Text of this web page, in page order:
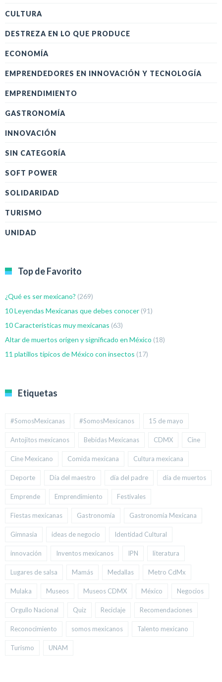
CULTURA
DESTREZA EN LO QUE PRODUCE
ECONOMÍA
EMPRENDEDORES EN INNOVACIÓN Y TECNOLOGÍA
EMPRENDIMIENTO
GASTRONOMÍA
INNOVACIÓN
SIN CATEGORÍA
SOFT POWER
SOLIDARIDAD
TURISMO
UNIDAD
Top de Favorito
¿Qué es ser mexicano? (269)
10 Leyendas Mexicanas que debes conocer (91)
10 Características muy mexicanas (63)
Altar de muertos origen y significado en México (18)
11 platillos típicos de México con insectos (17)
Etiquetas
#SomosMexicanas #SomosMexicanos 15 de mayo
Antojitos mexicanos Bebidas Mexicanas CDMX Cine
Cine Mexicano Comida mexicana Cultura mexicana
Deporte Día del maestro día del padre día de muertos
Emprende Emprendimiento Festivales
Fiestas mexicanas Gastronomía Gastronomía Mexicana
Gimnasia ideas de negocio Identidad Cultural
innovación Inventos mexicanos IPN literatura
Lugares de salsa Mamás Medallas Metro CdMx
Mulaka Museos Museos CDMX México Negocios
Orgullo Nacional Quiz Reciclaje Recomendaciones
Reconocimiento somos mexicanos Talento mexicano
Turismo UNAM